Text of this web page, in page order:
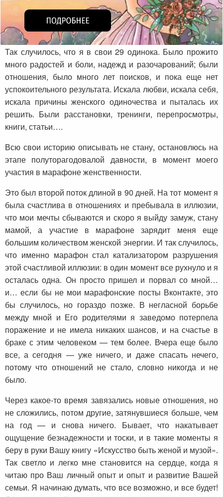
Так случилось, что я в свои 29 одинока. Было прожито
много радостей и боли, надежд и разочарований; были
отношения, было много лет поисков, и пока еще нет
успокоительного результата. Искала любви, искала себя,
искала причины женского одиночества и пыталась их
решить. Были расстановки, тренинги, перепросмотры,
книги, статьи….
Всю свои историю описывать не стану, остановлюсь на
этапе полуторагодовалой давности, в момент моего
участия в марафоне женственности.
Это был второй поток длиной в 90 дней. На тот момент я
была счастлива в отношениях и пребывала в иллюзии,
что мои мечты сбываются и скоро я выйду замуж, стану
мамой, а участие в марафоне зарядит меня еще
большим количеством женской энергии. И так случилось,
что именно марафон стал катализатором разрушения
этой счастливой иллюзии: в один момент все рухнуло и я
осталась одна. Он просто пришел и порвал со мной…
и… если бы не мои марафонские посты Вконтакте, это
бы случилось, но гораздо позже. В негласной борьбе
между мной и Его родителями я заведомо потерпела
поражение и не имела никаких шансов, и на счастье в
браке с этим человеком — тем более. Вчера еще было
все, а сегодня — уже ничего, и даже спасать нечего,
потому что отношений не стало, словно никогда и не
было.
Через какое-то время завязались новые отношения, но
не сложились, потом другие, затянувшиеся больше, чем
на год — и снова ничего. Бывает, что накатывает
ощущение безнадежности и тоски, и в такие моменты я
беру в руки Вашу книгу «Искусство быть женой и музой».
Так светло и легко мне становится на сердце, когда я
читаю про Ваш личный опыт и опыт и развитие Вашей
семьи. Я начинаю думать, что все возможно, и все будет!